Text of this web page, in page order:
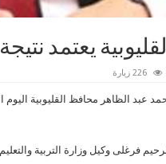
يعتمد
226 زيارة
عبد الظاهر محافظ القليوبية اليوم